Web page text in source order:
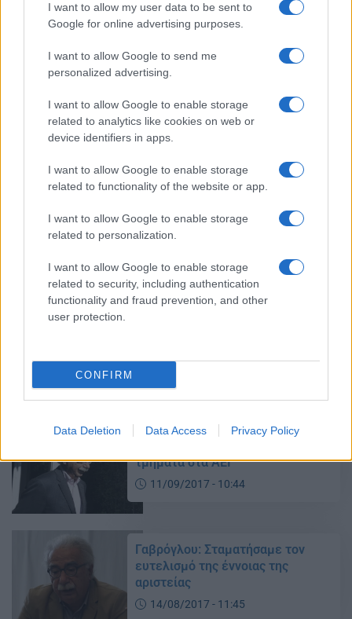
I want to allow my user data to be sent to
Google for online advertising purposes.
I want to allow Google to send me
personalized advertising.
I want to allow Google to enable storage
related to analytics like cookies on web or
device identifiers in apps.
I want to allow Google to enable storage
related to functionality of the website or app.
I want to allow Google to enable storage
related to personalization.
I want to allow Google to enable storage
related to security, including authentication
functionality and fraud prevention, and other
user protection.
CONFIRM
Data Deletion Data Access Privacy Policy
Σχολικές γιορτές με… ελεύθερη
είσοδο για όλους
Νέος σύμβουλος Γαβρόγλου:
Ούτε αριστεία, ούτε αρλούμπες
για τα παιδιά δημοτικού
07/11/2017 - 15:10
Η επόμενη dream team της
Ελλάδας
23/10/2017 - 22:36
ιδιωτικών πανεπιστημίων
τμήματα στα ΑΕΙ
11/09/2017 - 10:44
Γαβρόγλου: Σταματήσαμε τον
ευτελισμό της έννοιας της
αριστείας
14/08/2017 - 11:45